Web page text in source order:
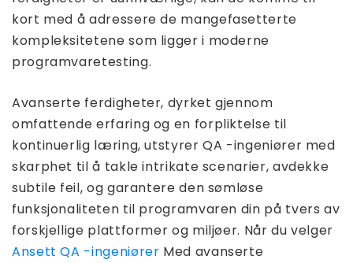
kort med å adressere de mangefasetterte
kompleksitetene som ligger i moderne
programvaretesting.
Avanserte ferdigheter, dyrket gjennom
omfattende erfaring og en forpliktelse til
kontinuerlig læring, utstyrer QA -ingeniører med
skarphet til å takle intrikate scenarier, avdekke
subtile feil, og garantere den sømløse
funksjonaliteten til programvaren din på tvers av
forskjellige plattformer og miljøer. Når du velger
Ansett QA -ingeniører Med avanserte